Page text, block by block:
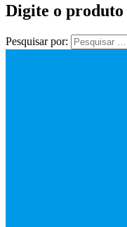
Digite o produto
Pesquisar por: